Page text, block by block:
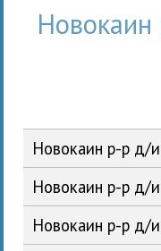
Новокаин р-р д/
Новокаин р-р д/
Новокаин р-р д/